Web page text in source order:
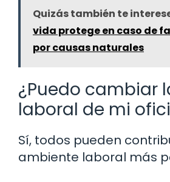
Quizás también te
vida protege en caso de
por causas naturales
¿Puedo cambiar
laboral de mi
Sí, todos pueden
ambiente laboral más